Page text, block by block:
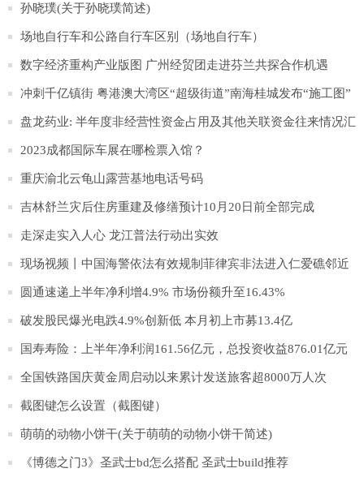
孙晓璞(关于孙晓璞简述)
场地自行车和公路自行车区别（场地自行车）
数字经济重构产业版图 广州经贸团走进芬兰共探合作机遇
冲刺千亿镇街 粤港澳大湾区“超级街道”南海桂城发布“施工图”
盘龙药业: 半年度非经营性资金占用及其他关联资金往来情况汇
总表
2023成都国际车展在哪检票入馆？
重庆渝北云龟山露营基地电话号码
吉林舒兰灾后住房重建及修缮预计10月20日前全部完成
走深走实入人心 龙江普法行动出实效
现场视频丨中国海警依法有效规制菲律宾非法进入仁爱礁邻近
海域船只
圆通速递上半年净利增4.9% 市场份额升至16.43%
破发股民爆光电跌4.9%创新低 本月初上市募13.4亿
国寿寿险：上半年净利润161.56亿元，总投资收益876.01亿元
全国铁路国庆黄金周启动以来累计发送旅客超8000万人次
截图键怎么设置（截图键）
萌萌的动物小饼干(关于萌萌的动物小饼干简述)
《博德之门3》圣武士bd怎么搭配 圣武士build推荐